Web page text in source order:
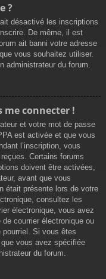
?
désactivé les inscriptions
De même, il est
ait banni votre adresse
vous souhaitez utiliser.
administrateur du forum.
me connecter !
et votre mot de passe
est activée et que vous
l’inscription, vous
Certains forums
doivent être activées,
avant que vous
était présente lors de votre
consultez les
électronique, vous avez
courrier électronique ou
pourriel. Si vous êtes
vous avez spécifiée
du forum.